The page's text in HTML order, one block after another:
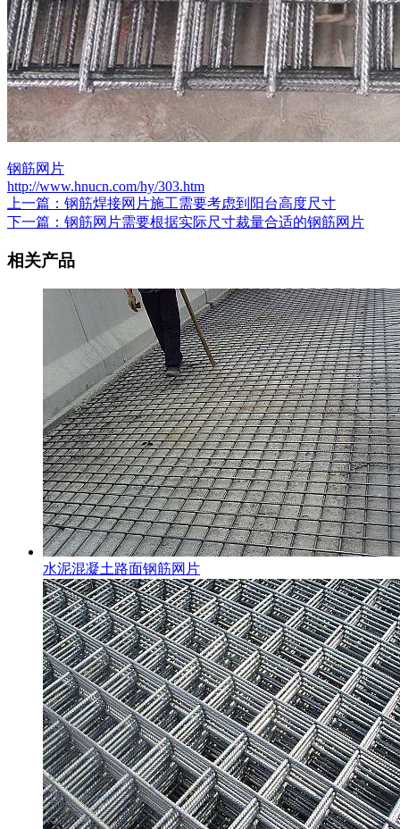
钢筋网片
http://www.hnucn.com/hy/303.htm
上一篇：钢筋焊接网片施工需要考虑到阳台高度尺寸
下一篇：钢筋网片需要根据实际尺寸裁量合适的钢筋网片
相关产品
水泥混凝土路面钢筋网片